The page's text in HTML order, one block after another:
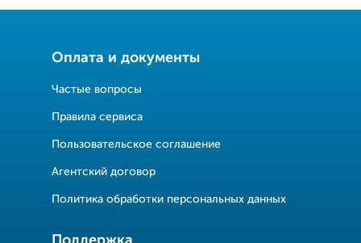
Оплата и документы
Частые вопросы
Правила сервиса
Пользовательское соглашение
Агентский договор
Политика обработки персональных данных